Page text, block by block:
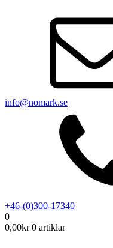
info@nomark.se
+46-(0)300-17340
0
0,00kr 0 artiklar